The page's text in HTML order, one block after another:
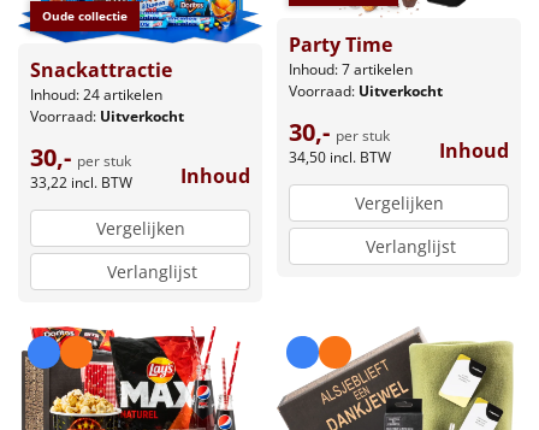
Oude collectie
Snackattractie
Inhoud: 24 artikelen
Voorraad: Uitverkocht
30,- per stuk
33,22 incl. BTW Inhoud
Vergelijken
Verlanglijst
Party Time
Inhoud: 7 artikelen
Voorraad: Uitverkocht
30,- per stuk
34,50 incl. BTW Inhoud
Vergelijken
Verlanglijst